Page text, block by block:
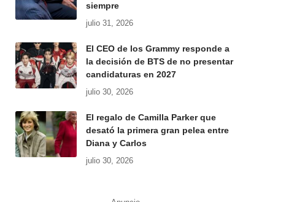
siempre
julio 31, 2026
El CEO de los Grammy responde a
la decisión de BTS de no presentar
candidaturas en 2027
julio 30, 2026
El regalo de Camilla Parker que
desató la primera gran pelea entre
Diana y Carlos
julio 30, 2026